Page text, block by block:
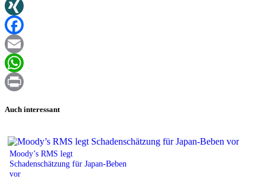
Twitter
XING
Facebook
Email
WhatsApp
Auch interessant
Moody’s RMS legt
Schadenschätzung für Japan-Beben
vor